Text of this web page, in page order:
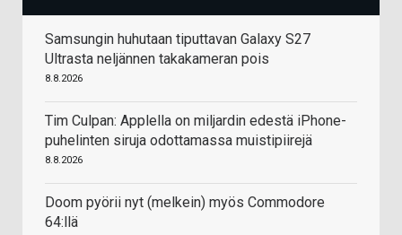
Samsungin huhutaan tiputtavan Galaxy S27
Ultrasta neljännen takakameran pois
8.8.2026
Tim Culpan: Applella on miljardin edestä iPhone-
puhelinten siruja odottamassa muistipiirejä
8.8.2026
Doom pyörii nyt (melkein) myös Commodore
64:llä